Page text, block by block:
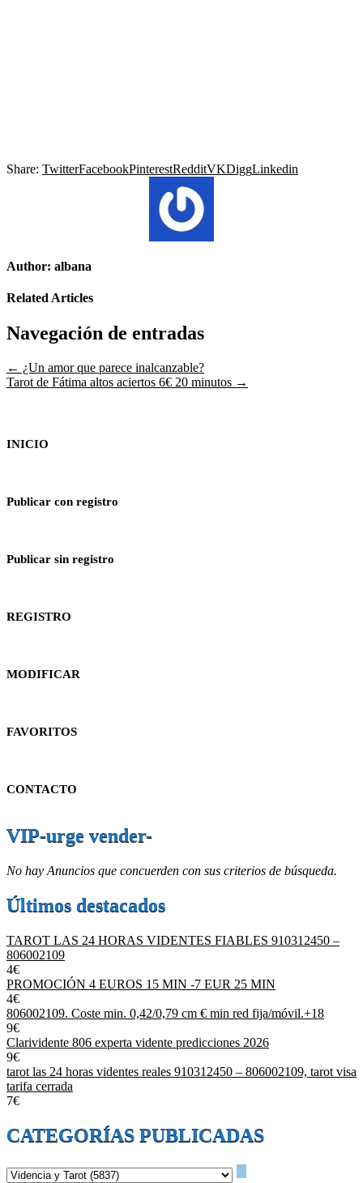
Share: TwitterFacebookPinterestRedditVKDiggLinkedin
Author: albana
Related Articles
Navegación de entradas
← ¿Un amor que parece inalcanzable?
Tarot de Fátima altos aciertos 6€ 20 minutos →
INICIO
Publicar con registro
Publicar sin registro
REGISTRO
MODIFICAR
FAVORITOS
CONTACTO
VIP-urge vender-
No hay Anuncios que concuerden con sus criterios de búsqueda.
Últimos destacados
TAROT LAS 24 HORAS VIDENTES FIABLES 910312450 –
806002109
4€
PROMOCIÓN 4 EUROS 15 MIN -7 EUR 25 MIN
4€
806002109. Coste min. 0,42/0,79 cm € min red fija/móvil.+18
9€
Clarividente 806 experta vidente predicciones 2026
9€
tarot las 24 horas videntes reales 910312450 – 806002109, tarot visa
tarifa cerrada
7€
CATEGORÍAS PUBLICADAS